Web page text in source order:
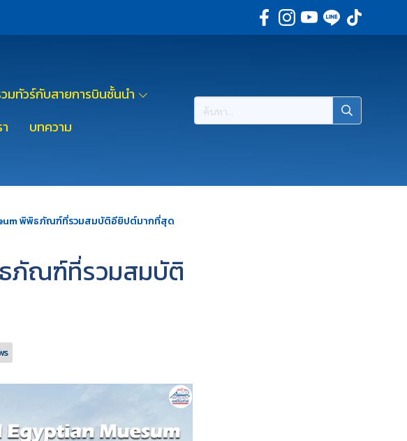
มทัวร์กับสายการบินชั้นนำ
บทความ
พิพิธภัณฑ์ที่รวมสมบัติอียิปต์มากที่สุด
ภัณฑ์ที่รวมสมบัติ